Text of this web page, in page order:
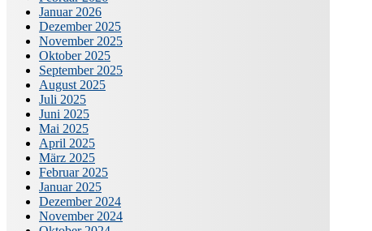
Januar 2026
Dezember 2025
November 2025
Oktober 2025
September 2025
August 2025
Juli 2025
Juni 2025
Mai 2025
April 2025
März 2025
Februar 2025
Januar 2025
Dezember 2024
November 2024